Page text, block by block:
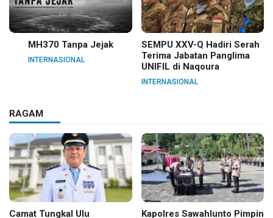
MH370 Tanpa Jejak
INTERNASIONAL
SEMPU XXV-Q Hadiri Serah
Terima Jabatan Panglima
UNIFIL di Naqoura
INTERNASIONAL
RAGAM
Camat Tungkal Ulu
Kapolres Sawahlunto Pimpin